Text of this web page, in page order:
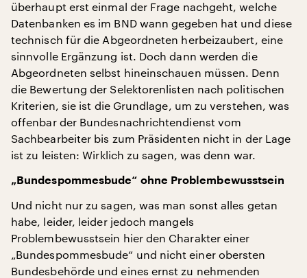
überhaupt erst einmal der Frage nachgeht, welche
Datenbanken es im BND wann gegeben hat und diese
technisch für die Abgeordneten herbeizaubert, eine
sinnvolle Ergänzung ist. Doch dann werden die
Abgeordneten selbst hineinschauen müssen. Denn
die Bewertung der Selektorenlisten nach politischen
Kriterien, sie ist die Grundlage, um zu verstehen, was
offenbar der Bundesnachrichtendienst vom
Sachbearbeiter bis zum Präsidenten nicht in der Lage
ist zu leisten: Wirklich zu sagen, was denn war.
„Bundespommesbude“ ohne Problembewusstsein
Und nicht nur zu sagen, was man sonst alles getan
habe, leider, leider jedoch mangels
Problembewusstsein hier den Charakter einer
„Bundespommesbude“ und nicht einer obersten
Bundesbehörde und eines ernst zu nehmenden